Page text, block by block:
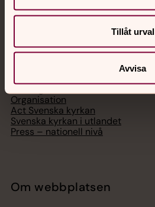
Tillåt urval
Avvisa
Hitta församling
Organisation
Act Svenska kyrkan
Svenska kyrkan i utlandet
Press – nationell nivå
Om webbplatsen